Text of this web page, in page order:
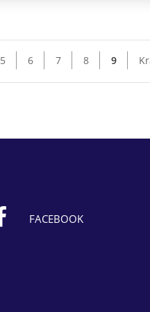
5 6 7 8 9
FACEBOOK